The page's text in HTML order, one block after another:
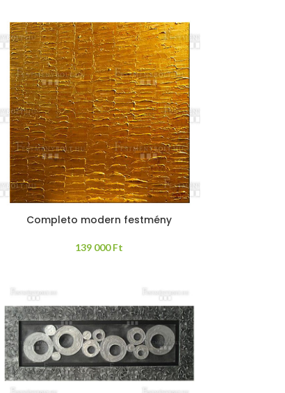
Completo modern festmény
139 000Ft